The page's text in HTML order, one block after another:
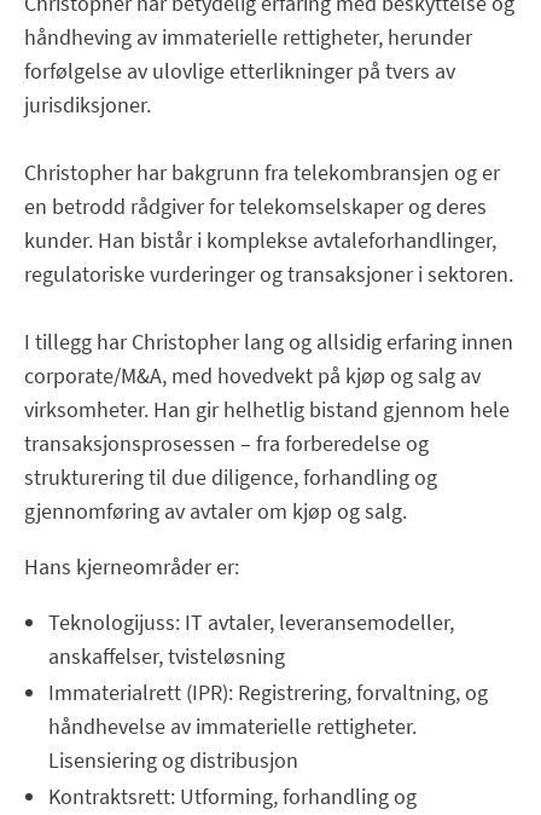
håndheving av immaterielle rettigheter, herunder
forfølgelse av ulovlige etterlikninger på tvers av
jurisdiksjoner.
Christopher har bakgrunn fra telekombransjen og er
en betrodd rådgiver for telekomselskaper og deres
kunder. Han bistår i komplekse avtaleforhandlinger,
regulatoriske vurderinger og transaksjoner i sektoren.
I tillegg har Christopher lang og allsidig erfaring innen
corporate/M&A, med hovedvekt på kjøp og salg av
virksomheter. Han gir helhetlig bistand gjennom hele
transaksjonsprosessen – fra forberedelse og
strukturering til due diligence, forhandling og
gjennomføring av avtaler om kjøp og salg.
Hans kjerneområder er:
Teknologijuss: IT avtaler, leveransemodeller,
anskaffelser, tvisteløsning
Immaterialrett (IPR): Registrering, forvaltning, og
håndhevelse av immaterielle rettigheter.
Lisensiering og distribusjon
Kontraktsrett: Utforming, forhandling og